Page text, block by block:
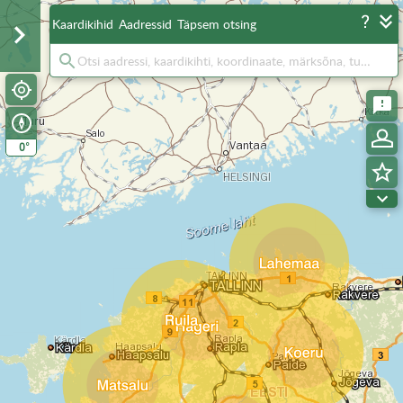
0°
Kaardikihid Aadressid Täpsem otsing